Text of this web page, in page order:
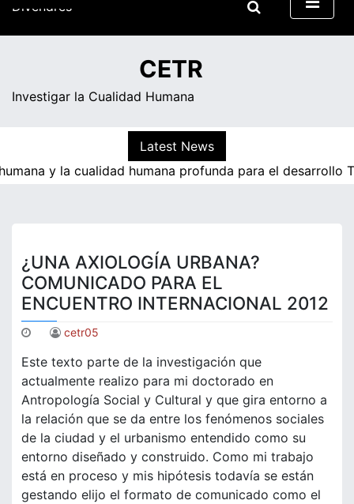
Skip
05:49
CETR
Investigar la Cualidad Humana
Latest News
y la cualidad humana profunda para el desarrollo
¿UNA AXIOLOGÍA URBANA?
COMUNICADO PARA EL
ENCUENTRO INTERNACIONAL 2012
cetr05
Este texto parte de la investigación que
actualmente realizo para mi doctorado en
Antropología Social y Cultural y que gira entorno a
la relación que se da entre los fenómenos sociales
de la ciudad y el urbanismo entendido como su
entorno diseñado y construido. Como mi trabajo
está en proceso y mis hipótesis todavía se están
gestando elijo el formato de comunicado como el